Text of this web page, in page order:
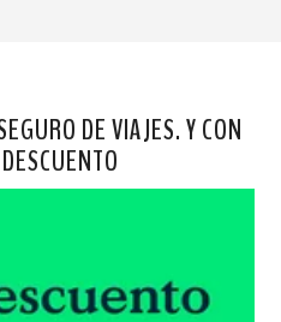
DE VIAJES. Y CON